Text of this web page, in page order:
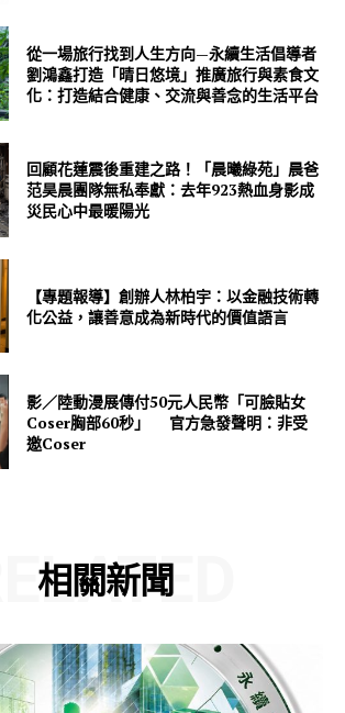
從一場旅行找到人生方向—永續生活倡導者
劉鴻鑫打造「晴日悠境」推廣旅行與素食文
化：打造結合健康、交流與善念的生活平台
回顧花蓮震後重建之路！「晨曦綠苑」晨爸
范昊晨團隊無私奉獻：去年923熱血身影成
災民心中最暖陽光
【專題報導】創辦人林柏宇：以金融技術轉
化公益，讓善意成為新時代的價值語言
影／陸動漫展傳付50元人民幣「可臉貼女
Coser胸部60秒」 官方急發聲明：非受
邀Coser
相關新聞
RELATED